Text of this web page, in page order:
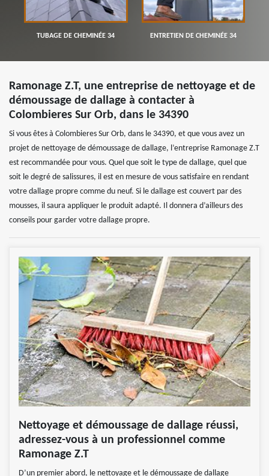
TUBAGE DE CHEMINÉE 34 ENTRETIEN DE CHEMINÉE 34
Ramonage Z.T, une entreprise de nettoyage et de
démoussage de dallage à contacter à
Colombieres Sur Orb, dans le 34390
Si vous êtes à Colombieres Sur Orb, dans le 34390, et que vous avez un
projet de nettoyage de démoussage de dallage, l’entreprise Ramonage Z.T
est recommandée pour vous. Quel que soit le type de dallage, quel que
soit le degré de salissures, il est en mesure de vous satisfaire en rendant
votre dallage propre comme du neuf. Si le dallage est couvert par des
mousses, il saura appliquer le produit adapté. Il donnera d’ailleurs des
conseils pour garder votre dallage propre.
Nettoyage et démoussage de dallage réussi,
adressez-vous à un professionnel comme
Ramonage Z.T
D’un premier abord, le nettoyage et le démoussage de dallage